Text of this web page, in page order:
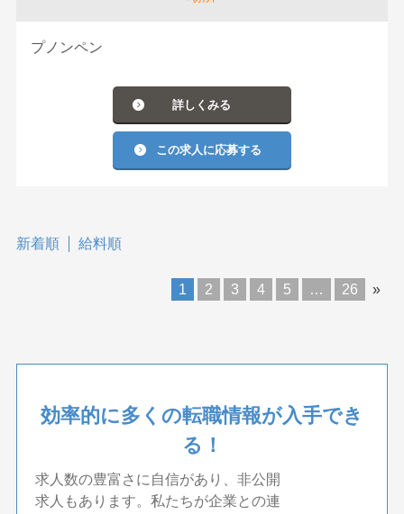
プノンペン
詳しくみる
この求人に応募する
新着順 給料順
1 2 3 4 5 … 26 »
効率的に多くの転職情報が入手でき
る！
求人数の豊富さに自信があり、非公開
求人もあります。私たちが企業との連